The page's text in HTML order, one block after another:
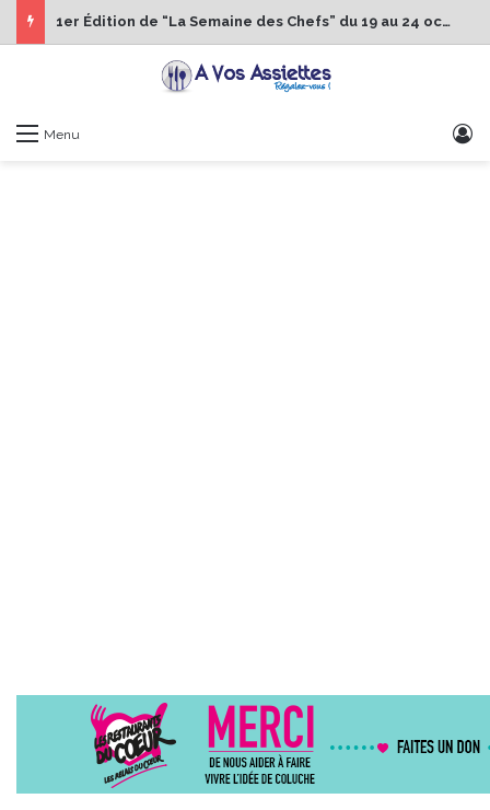
1er Édition de “La Semaine des Chefs” du 19 au 24 octobre 2026
Menu